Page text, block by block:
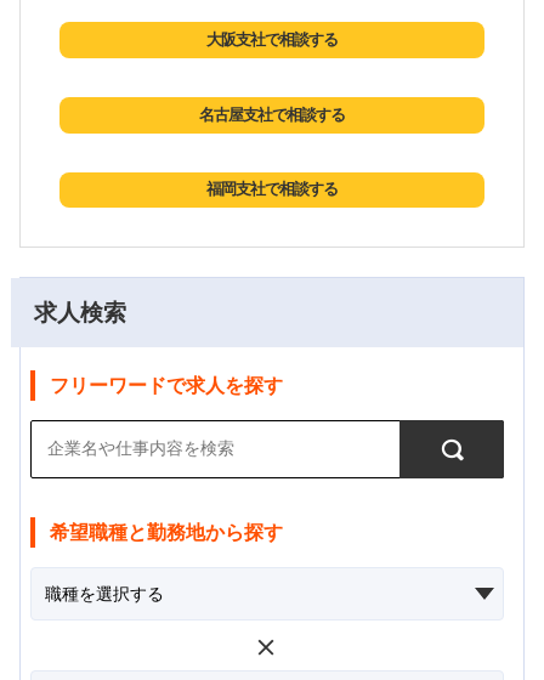
求人検索
フリーワードで求人を探す
希望職種と勤務地から探す
大阪支社で相談する
名古屋支社で相談する
福岡支社で相談する